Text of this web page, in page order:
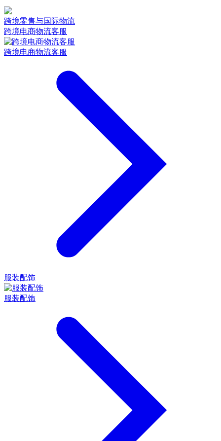
跨境零售与国际物流
跨境电商物流客服
跨境电商物流客服
服装配饰
服装配饰